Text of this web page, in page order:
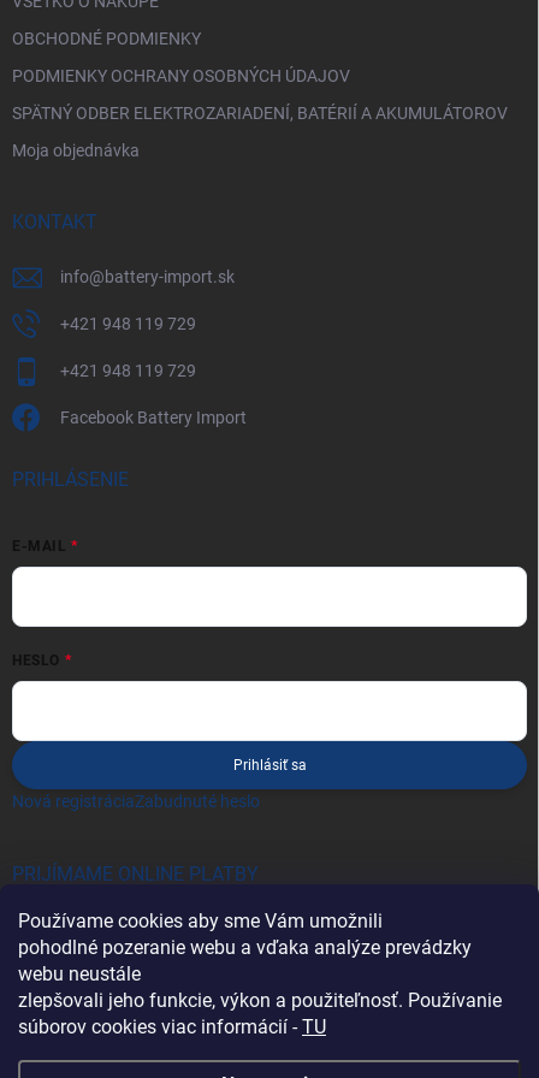
Používame cookies aby sme Vám umožnili
pohodlné pozeranie webu a vďaka analýze prevádzky
webu neustále
zlepšovali jeho funkcie, výkon a použiteľnosť. Používanie
súborov cookies viac informácií -TU
OBCHODNÉ PODMIENKY
PODMIENKY OCHRANY OSOBNÝCH ÚDAJOV
SPÄTNÝ ODBER ELEKTROZARIADENÍ, BATÉRIÍ A AKUMULÁTOROV
Moja objednávka
KONTAKT
info@battery-import.sk
+421 948 119 729
+421 948 119 729
Facebook Battery Import
PRIHLÁSENIE
E-MAIL
HESLO
Prihlásiť sa
Nová registráciaZabudnuté heslo
PRIJÍMAME ONLINE PLATBY
Heureka.sk